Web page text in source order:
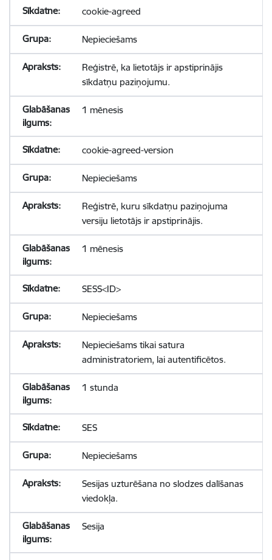
cookie-agreed
Nepieciešams
Reģistrē, ka lietotājs ir apstiprinājis
sīkdatņu paziņojumu.
1 mēnesis
cookie-agreed-version
Nepieciešams
Reģistrē, kuru sīkdatņu paziņojuma
versiju lietotājs ir apstiprinājis.
1 mēnesis
SESS<ID>
Nepieciešams
Nepieciešams tikai satura
administratoriem, lai autentificētos.
1 stunda
SES
Nepieciešams
Sesijas uzturēšana no slodzes dalīšanas
viedokļa.
Sesija